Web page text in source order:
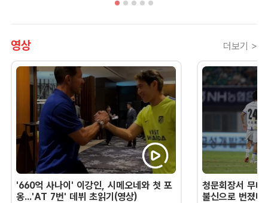
영상 더보기 >
'660억 사나이' 이강인, 시메오네와 첫 포
옹...'AT 7번' 데뷔 초읽기(영상)
청문회장서 무너
불신으로 번졌